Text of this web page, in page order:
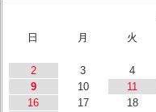
日
月 火
2
3 4
9
10 11
16
17 18